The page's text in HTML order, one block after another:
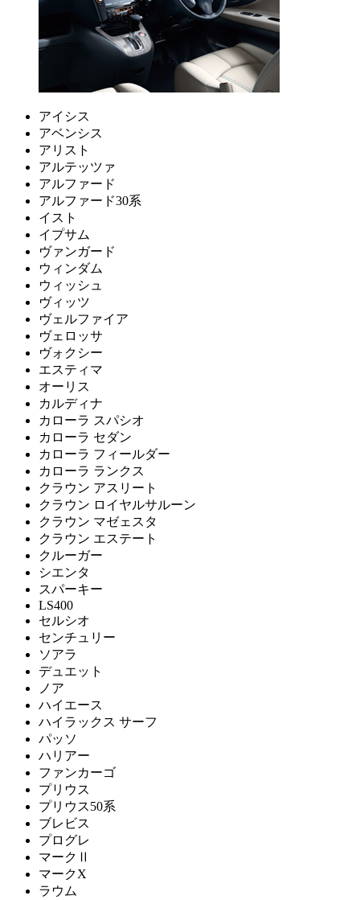
アイシス
アベンシス
アリスト
アルテッツァ
アルファード
アルファード30系
イスト
イプサム
ヴァンガード
ウィンダム
ウィッシュ
ヴィッツ
ヴェルファイア
ヴェロッサ
ヴォクシー
エスティマ
オーリス
カルディナ
カローラ スパシオ
カローラ セダン
カローラ フィールダー
カローラ ランクス
クラウン アスリート
クラウン ロイヤルサルーン
クラウン マゼェスタ
クラウン エステート
クルーガー
シエンタ
スパーキー
LS400
セルシオ
センチュリー
ソアラ
デュエット
ノア
ハイエース
ハイラックス サーフ
パッソ
ハリアー
ファンカーゴ
プリウス
プリウス50系
ブレビス
プログレ
マークⅡ
マークX
ラウム